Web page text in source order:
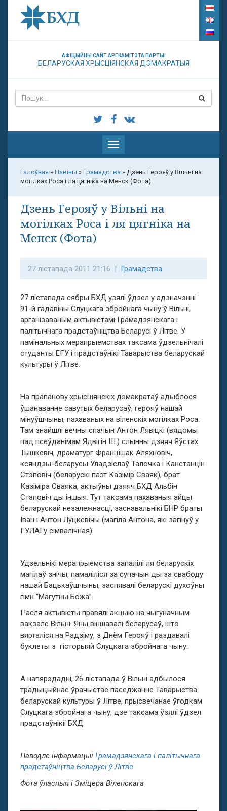
АФІЦЫЙНЫ САЙТ АРГКАМІТЭТА ПАРТЫІ
БЕЛАРУСКАЯ ХРЫСЦІЯНСКАЯ ДЭМАКРАТЫЯ
Паказаць
меню
Галоўная » Навіны » Грамадства » Дзень Герояў у Вільні на
могілках Роса і ля цягніка на Менск (Фота)
Дзень Герояў у Вільні на
могілках Роса і ля цягніка на
Менск (Фота)
27 лістапада 2011 21:16 | Грамадства
27 лістапада сябры БХД узялі ўдзел у адзначэнні
91-й гадавіны Слуцкага збройнага чыну ў Вільні,
арганізаваным актывістамі Грамадзянскага і
палітычнага прадстаўніцтва Беларусі ў Літве. У
памінальных мерапрыемствах таксама ўдзельнічалі
студэнты ЕГУ і прадстаўнікі Таварыства беларускай
культуры ў Літве.
На прапанову хрысціянскіх дэмакратаў адыблося
ўшанаванне савутых беларусаў, герояў нашай
мінуўшчыны, пахаваных на віленскіх могілках Роса.
Там знайшлі вечны спачын Антон Лявіцкі (вядомы
пад псеўданімам Ядвігін Ш.) слынны дзяяч Яўстах
Тышкевіч, драматург Францішак Аляхновіч,
ксяндзы-беларусы Уладзіслаў Талочка і Канстанцін
Стэповіч (беларускі паэт Казімір Сваяк), брат
Казіміра Сваяка, актыўны дзяяч БХД Альбін
Стэповіч ды іншыя. Тут таксама пахаваныя айцы
беларускай незалежнасці, заснавальнікі БНР браты
Іван і Антон Луцкевічы (магіла Антона, які загінуў у
ГУЛАГу сімвалічная).
Удзельнікі мерапрыемства запалілі ля беларускіх
магілаў знічы, памаліліся за супачын ды за свабоду
нашай Бацькаўшчыны, заспявалі беларускі духоўны
гімн “Магутны Божа”.
Пасля актывісты правялі акцыю на чыгуначным
вакзале Вільні. Яны віншавалі беларусаў, што
вярталіся на Радзіму, з Днём Герояў і раздавалі
буклеты з гісторыяй Слуцкага збройнага чыну.
А напярэдадні, 26 лістапада ў Вільні адбылося
традыцыйнае ўрачыстае паседжанне Таварыства
беларускай культуры ў Літве, прысвечанае ўгодкам
Слуцкага збройнага чыну, дзе таксама ўзялі ўдзел
прадстаўнікіі БХД.
Паводле інфармацыі Грамадзянскага і палітычнага
прадстаўніцтва Беларусі ў Літве
Фота ўласныя і Зміцера Віленскага